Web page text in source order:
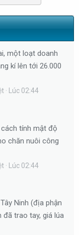
một loạt doanh
kí lên tới 26.000
Lúc 02:44
tính mật độ
chăn nuôi công
Lúc 02:44
Ninh (địa phận
đã trao tay, giá lúa